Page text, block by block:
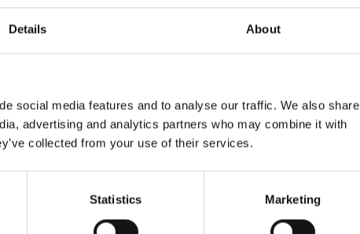
Details About
social media features and to analyse our traffic. We also share
advertising and analytics partners who may combine it with
collected from your use of their services.
Statistics Marketing